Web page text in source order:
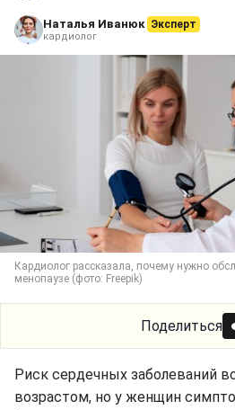
Наталья Иванюк Эксперт
кардиолог
Кардиолог рассказала, почему нужно
менопаузе (фото: Freepik)
Поделиться
Риск сердечных заболеваний
возрастом, но у женщин